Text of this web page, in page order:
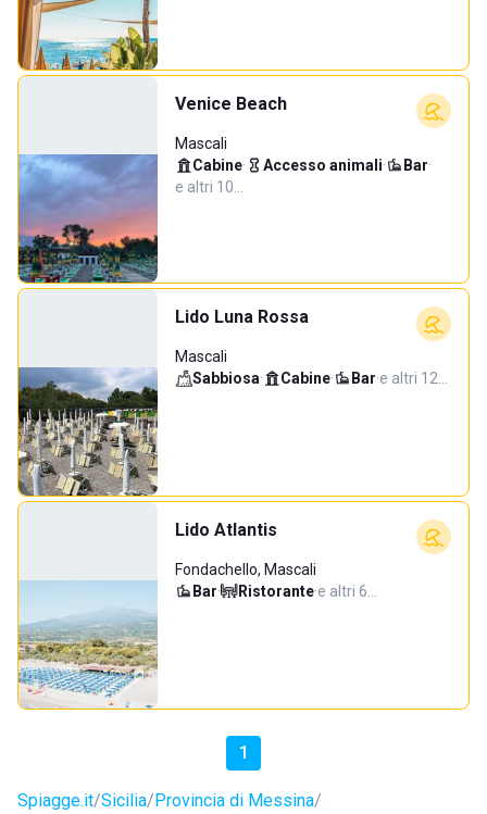
Venice Beach
Mascali
Cabine· Accesso animali· Bar·
e altri 10…
Lido Luna Rossa
Mascali
Sabbiosa· Cabine· Bar·e altri 12…
Lido Atlantis
Fondachello, Mascali
Bar· Ristorante·e altri 6…
1
Spiagge.it Sicilia Provincia di Messina